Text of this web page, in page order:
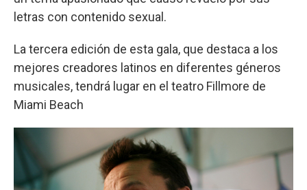
letras con contenido sexual.
La tercera edición de esta gala, que destaca a los
mejores creadores latinos en diferentes géneros
musicales, tendrá lugar en el teatro Fillmore de
Miami Beach